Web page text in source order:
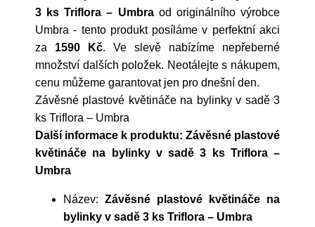
3 ks Triflora – Umbraod originálního výrobce
Umbra - tento produkt posíláme v perfektní akci
za 1590 Kč. Ve slevě nabízíme nepřeberné
množství dalších položek. Neotálejte s nákupem,
cenu můžeme garantovat jen pro dnešní den.
Závěsné plastové květináče na bylinky v sadě 3
ks Triflora – Umbra
Další informace k produktu: Závěsné plastové
květináče na bylinky v sadě 3 ks Triflora –
Umbra
Název: Závěsné plastové květináče na
bylinky v sadě 3 ks Triflora – Umbra